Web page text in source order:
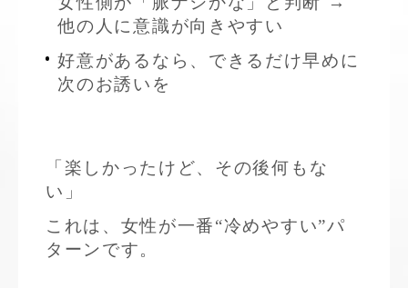
他の人に意識が向きやすい
好意があるなら、できるだけ早めに
次のお誘いを
「楽しかったけど、その後何もな
い」
これは、女性が一番“冷めやすい”パ
ターンです。